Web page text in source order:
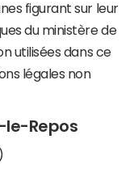
figurant sur leur
du ministère de
utilisées dans ce
légales non
le-Repos